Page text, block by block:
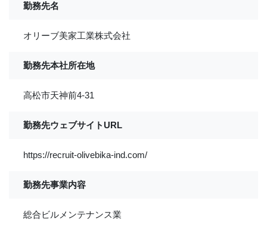
勤務先名
オリーブ美家工業株式会社
勤務先本社所在地
高松市天神前4-31
勤務先ウェブサイトURL
https://recruit-olivebika-ind.com/
勤務先事業内容
総合ビルメンテナンス業